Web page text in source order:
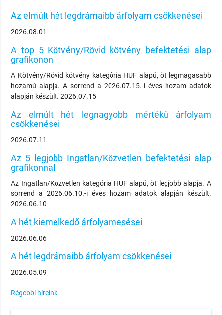
Az elmúlt hét legdrámaibb árfolyam csökkenései
2026.08.01
A top 5 Kötvény/Rövid kötvény befektetési alap
grafikonon
A Kötvény/Rövid kötvény kategória HUF alapú, öt legmagasabb
hozamú alapja. A sorrend a 2026.07.15.-i éves hozam adatok
alapján készült. 2026.07.15
Az elmúlt hét legnagyobb mértékű árfolyam
csökkenései
2026.07.11
Az 5 legjobb Ingatlan/Közvetlen befektetési alap
grafikonnal
Az Ingatlan/Közvetlen kategória HUF alapú, öt legjobb alapja. A
sorrend a 2026.06.10.-i éves hozam adatok alapján készült.
2026.06.10
A hét kiemelkedő árfolyamesései
2026.06.06
A hét legdrámaibb árfolyam csökkenései
2026.05.09
Régebbi híreink